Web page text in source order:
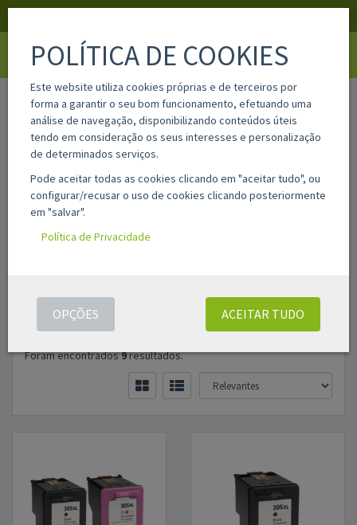
home pesquisa
Filtros
ASSISTENTE DE PESQUISA AVANÇADA
PESQUISAR
PRODUTOS
Foram encontrados9resultados.
POLÍTICA DE COOKIES
Este website utiliza cookies próprias e de terceiros por
forma a garantir o seu bom funcionamento, efetuando uma
análise de navegação, disponibilizando conteúdos úteis
tendo em consideração os seus interesses e personalização
de determinados serviços.
Pode aceitar todas as cookies clicando em "aceitar tudo", ou
configurar/recusar o uso de cookies clicando posteriormente
em "salvar".
Política de Privacidade
ACEITAR TUDO
OPÇÕES